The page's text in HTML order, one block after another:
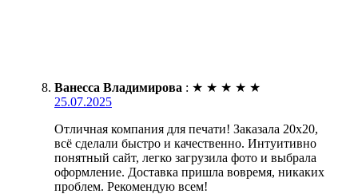
Ванесса Владимирова : ★ ★ ★ ★ ★
25.07.2025
Отличная компания для печати! Заказала 20х20,
всё сделали быстро и качественно. Интуитивно
понятный сайт, легко загрузила фото и выбрала
оформление. Доставка пришла вовремя, никаких
проблем. Рекомендую всем!